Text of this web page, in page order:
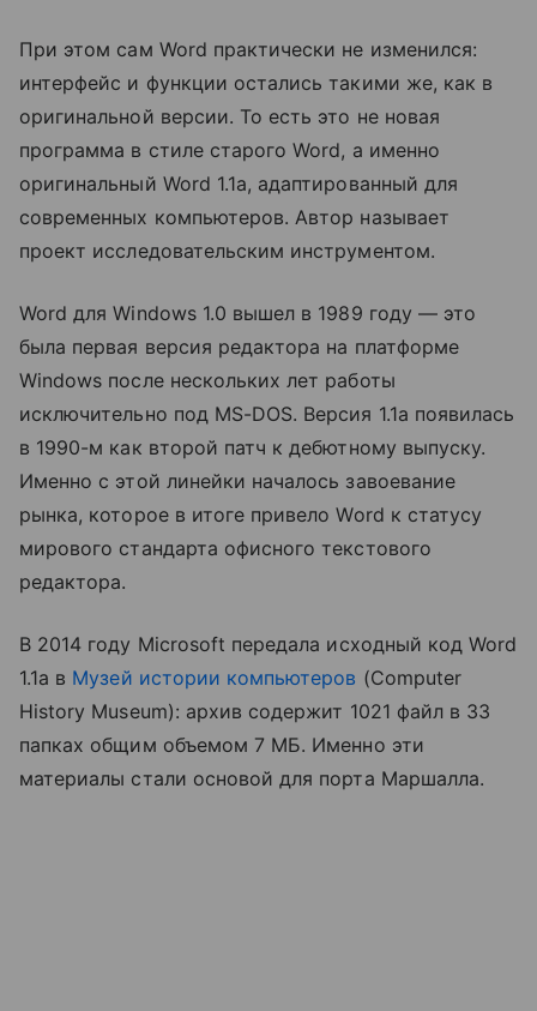
При этом сам Word практически не изменился:
интерфейс и функции остались такими же, как в
оригинальной версии. То есть это не новая
программа в стиле старого Word, а именно
оригинальный Word 1.1a, адаптированный для
современных компьютеров. Автор называет
проект исследовательским инструментом.
Word для Windows 1.0 вышел в 1989 году — это
была первая версия редактора на платформе
Windows после нескольких лет работы
исключительно под MS-DOS. Версия 1.1a появилась
в 1990-м как второй патч к дебютному выпуску.
Именно с этой линейки началось завоевание
рынка, которое в итоге привело Word к статусу
мирового стандарта офисного текстового
редактора.
В 2014 году Microsoft передала исходный код Word
1.1a в Музей истории компьютеров (Computer
History Museum): архив содержит 1021 файл в 33
папках общим объемом 7 МБ. Именно эти
материалы стали основой для порта Маршалла.